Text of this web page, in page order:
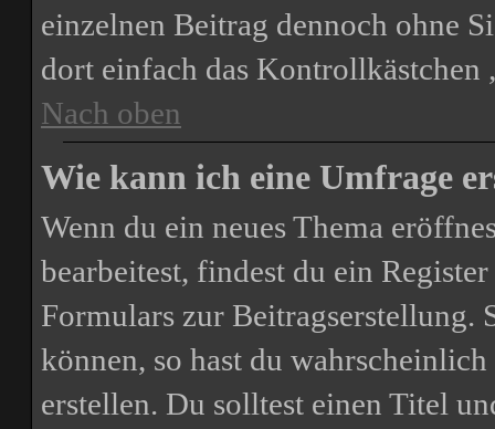
einzelnen Beitrag dennoch ohne
dort einfach das Kontrollkästchen
Nach oben
Wie kann ich eine Umfrage
Wenn du ein neues Thema
bearbeitest, findest du ein
Formulars zur Beitragserstellung.
können, so hast du
erstellen. Du solltest einen Titel